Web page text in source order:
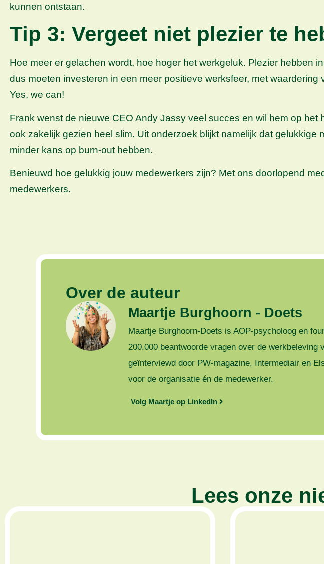
kunnen ontstaan.
Tip 3: Vergeet niet plezier te
Hoe meer er gelachen wordt, hoe hoger het werkgeluk. Plezier hebben
dus moeten investeren in een meer positieve werksfeer, met
Yes, we can!
Frank wenst de nieuwe CEO Andy Jassy veel succes en wil hem op
ook zakelijk gezien heel slim. Uit onderzoek blijkt namelijk dat
minder kans op burn-out hebben.
Benieuwd hoe gelukkig jouw medewerkers zijn? Met ons doorlopend
medewerkers.
Over de auteur
Maartje Burghoorn - Doets
Maartje Burghoorn-Doets is AOP-psycholoog en
200.000 beantwoorde vragen over de
geïnterviewd door PW-magazine, Intermediair en
voor de organisatie én de medewerker.
Volg Maartje op LinkedIn
Lees onze